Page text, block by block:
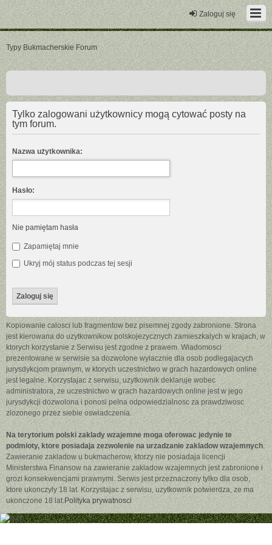
Zaloguj się
Typy Bukmacherskie Forum
Tylko zalogowani użytkownicy mogą cytować posty na
tym forum.
Nazwa użytkownika:
Hasło:
Nie pamiętam hasła
Zapamiętaj mnie
Ukryj mój status podczas tej sesji
Kopiowanie calosci lub fragmentow bez pisemnej zgody zabronione. Strona
jest kierowana do uzytkownikow polskojezycznych zamieszkalych w krajach, w
ktorych korzystanie z Serwisu jest zgodne z prawem. Wiadomosci
prezentowane w serwisie sa dozwolone wylacznie dla osob podlegajacych
jurysdykcjom prawnym, w ktorych uczestnictwo w grach hazardowych online
jest legalne. Korzystajac z serwisu, uzytkownik deklaruje wobec
administratora, ze uczestnictwo w grach hazardowych online jest w jego
jurysdykcji dozwolona i ponosi pelna odpowiedzialnosc za prawdziwosc
zlozonego przez siebie oswiadczenia.
Na terytorium polski zaklady wzajemne moga oferowac jedynie te
podmioty, ktore posiadaja zezwolenie na urzadzanie zakladow wzajemnych.
Zawieranie zakladow u bukmacherow, ktorzy nie posiadaja licencji
Ministerstwa Finansow na zawieranie zakladow wzajemnych jest zabronione i
grozi konsekwencjami prawnymi. Serwis jest przeznaczony tylko dla osob,
ktore ukonczyly 18 lat. Korzystajac z serwisu, uzytkownik potwierdza, ze ma
ukonczone 18 lat.Polityka prywatnosci